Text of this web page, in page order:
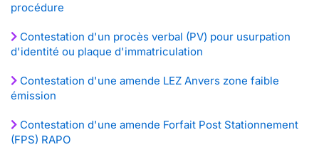
procédure
Contestation d'un procès verbal (PV) pour usurpation
d'identité ou plaque d'immatriculation
Contestation d'une amende LEZ Anvers zone faible
émission
Contestation d'une amende Forfait Post Stationnement
(FPS) RAPO